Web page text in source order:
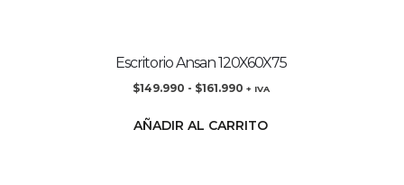
Escritorio Ansan 120X60X75
$149.990 - $161.990 + IVA
AÑADIR AL CARRITO